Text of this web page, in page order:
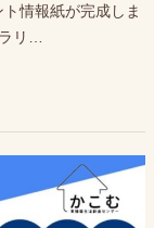
情報紙が完成しま
リ…